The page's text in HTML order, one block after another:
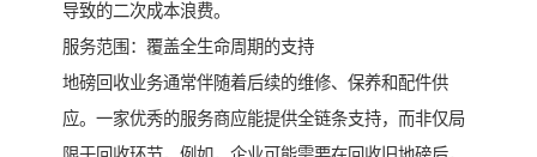
导致的二次成本浪费。
服务范围：覆盖全生命周期的支持
地磅回收业务通常伴随着后续的维修、保养和配件供
应。一家优秀的服务商应能提供全链条支持，而非仅局